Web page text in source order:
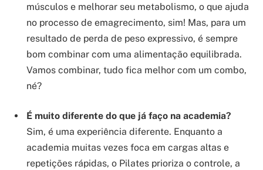
músculos e melhorar seu metabolismo, o que ajuda
no processo de emagrecimento, sim! Mas, para um
resultado de perda de peso expressivo, é sempre
bom combinar com uma alimentação equilibrada.
Vamos combinar, tudo fica melhor com um combo,
né?
É muito diferente do que já faço na academia?
Sim, é uma experiência diferente. Enquanto a
academia muitas vezes foca em cargas altas e
repetições rápidas, o Pilates prioriza o controle, a